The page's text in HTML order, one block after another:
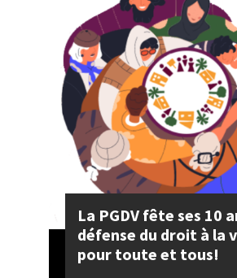
La PGDV fête ses 10
défense du droit à la
pour toute et tous!